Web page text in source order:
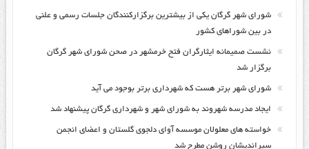
شورای شهر گرگان یکی از بیشترین برگزارکنندگان جلسات رسمی و علنی
در بین شوراهای کشور
نشست صمیمانه ایثارگران فتح خرمشهر در صحن شورای شهر گرگان
برگزار شد
شورای شهر برتر هست که شهرداری برتر بوجود می آید
ایجاد مدرسه شهروند به شورای شهر و شهرداری گرگان پیشنهاد شد
خواسته های معلولان موسسه آوای دلجوی گلستان و اعضای انجمن
سیراندیشان روشن مطرح شد